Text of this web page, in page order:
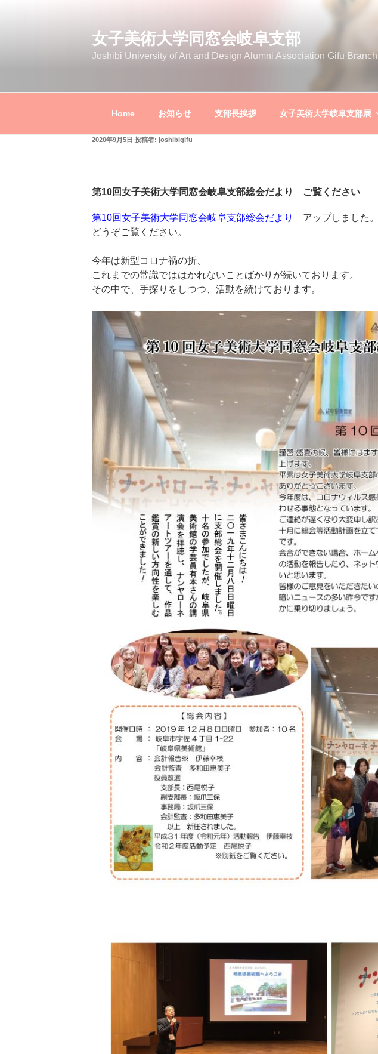
ス
プ
女子美術大学同窓会岐阜支部
Joshibi University of Art and Design Alumni Association Gifu Branch
Home お知らせ 支部長挨拶 女子美術大学岐阜支部展
投
2020年9月5日 投稿者: joshibigifu
第10回女子美術大学同窓会岐阜支部総会だより ご覧ください
第10回女子美術大学同窓会岐阜支部総会だより
アップしました。
どうぞご覧ください。
今年は新型コロナ禍の折、
これまでの常識でははかれないことばかりが続いております。
その中で、手探りをしつつ、活動を続けております。